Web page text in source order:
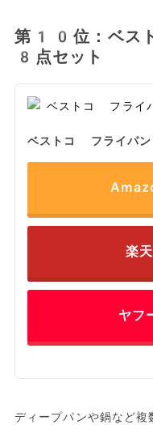
第10位：ベス
8点セット
ベストコ フライ
楽
ヤフ
ディープパンや鍋など複